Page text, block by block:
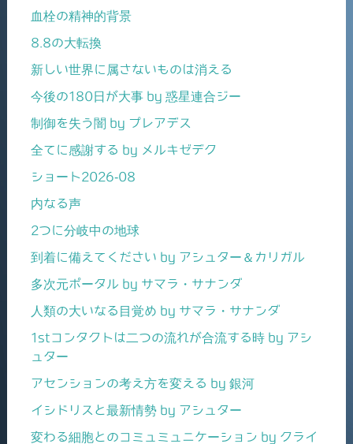
血栓の精神的背景
8.8の大転換
新しい世界に属さないものは消える
今後の180日が大事 by 惑星連合ジー
制御を失う闇 by プレアデス
全てに感謝する by メルキゼデク
ショート2026-08
内なる声
2つに分岐中の地球
到着に備えてください by アシュター＆カリガル
多次元ポータル by サマラ・サナンダ
人類の大いなる目覚め by サマラ・サナンダ
1stコンタクトは二つの流れが合流する時 by アシ
ュター
アセンションの考え方を変える by 銀河
イシドリスと最新情勢 by アシュター
変わる細胞とのコミュミュニケーション by クライ